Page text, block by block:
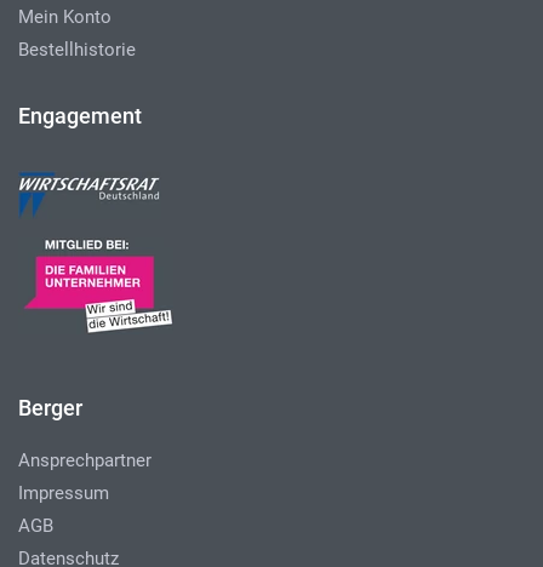
Mein Konto
Bestellhistorie
Engagement
Berger
Ansprechpartner
Impressum
AGB
Datenschutz